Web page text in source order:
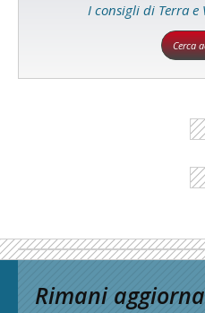
I consigli di Terra
Cerca
Rimani